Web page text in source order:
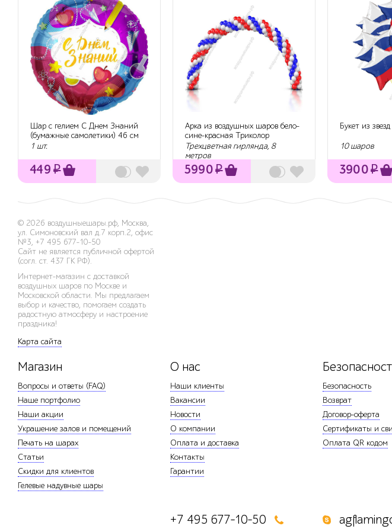
Шар с гелием С Днем Знаний
(бумажные самолетики) 46 см
1 шт.
449 ₽
Арка из воздушных шаров бело-
сине-красная Триколор
Трехцветная гирлянда, 8
метров
5990₽
Букет из
10 шаров
3900₽
© 2026 воздушныешары.рф, Москва,
ул. Симоновский вал д.7 корп.2, офис
№3, +7 495 677-10-50
Сайт не является публичной офертой
(согл. ст. 437 ГК РФ).
Интернет-магазин с доставкой
воздушных шаров по Москве и
Московской области. Мы предлагаем
выбор и качество, помогаем создать
радостную атмосферу и настроение
праздника!
Карта сайта
Магазин
Вопросы и ответы (FAQ)
Наше портфолио
Наши акции
Украшение залов и помещений
Печать на шарах
Статьи
Скидки для клиентов
Гелевые надувные шары
О нас
Наши клиенты
Вакансии
Новости
О компании
Оплата и доставка
Контакты
Гарантии
Безопасность
Возврат
Договор-оферта
Сертификаты и
Оплата QR кодом
+7 495 677-10-50